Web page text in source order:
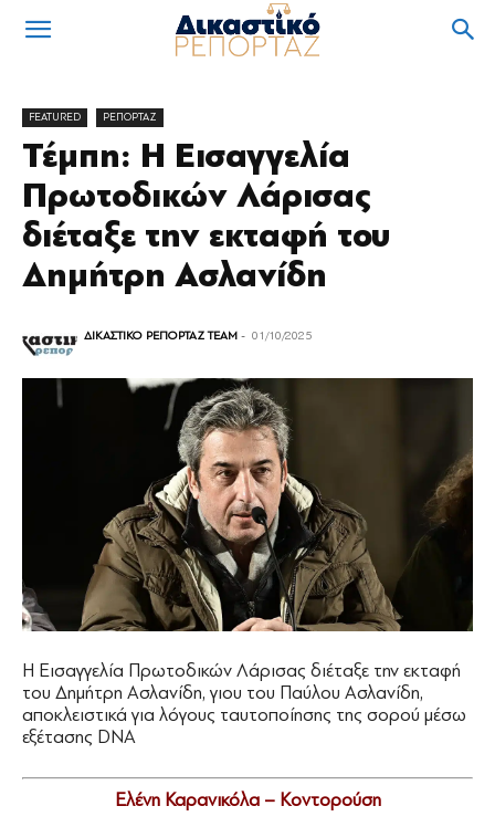
FEATURED ΡΕΠΟΡΤΑΖ
Τέμπη: Η Εισαγγελία
Πρωτοδικών Λάρισας
διέταξε την εκταφή του
Δημήτρη Ασλανίδη
ΔΙΚΑΣΤΙΚΟ ΡΕΠΟΡΤΑΖ TEAM - 01/10/2025
Η Εισαγγελία Πρωτοδικών Λάρισας διέταξε την εκταφή
του Δημήτρη Ασλανίδη, γιου του Παύλου Ασλανίδη,
αποκλειστικά για λόγους ταυτοποίησης της σορού μέσω
εξέτασης DNΑ
Ελένη Καρανικόλα – Κοντορούση